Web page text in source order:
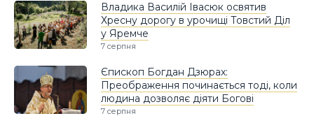
Владика Василій Івасюк освятив
Хресну дорогу в урочищі Товстий Діл
у Яремче
7 серпня
Єпископ Богдан Дзюрах:
Преображення починається тоді, коли
людина дозволяє діяти Богові
7 серпня